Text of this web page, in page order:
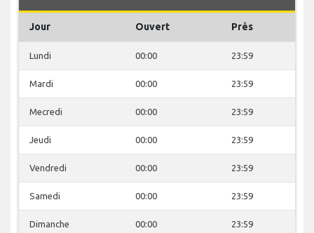
Jour Ouvert Près
Lundi 00:00 23:59
Mardi 00:00 23:59
Mecredi 00:00 23:59
Jeudi 00:00 23:59
Vendredi 00:00 23:59
Samedi 00:00 23:59
Dimanche 00:00 23:59